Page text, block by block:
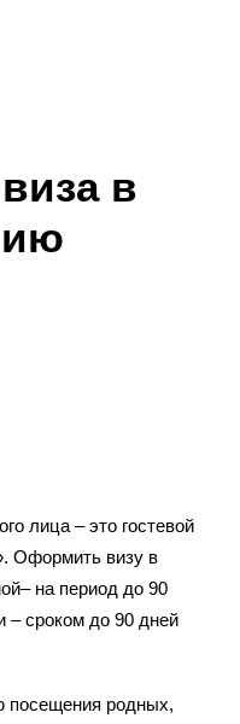
в
лица – это гостевой
Оформить визу в
на период до 90
– сроком до 90 дней
посещения родных,